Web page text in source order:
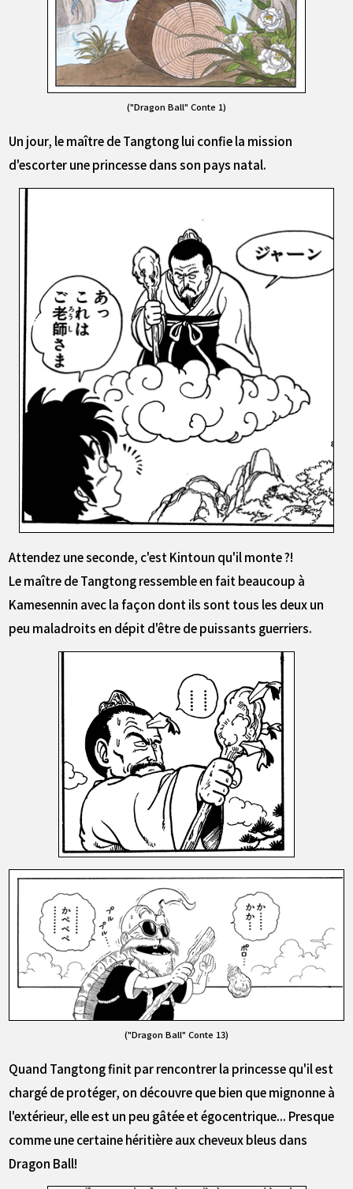
("Dragon Ball" Conte 1)
Un jour, le maître de Tangtong lui confie la mission
d'escorter une princesse dans son pays natal.
Attendez une seconde, c'est Kintoun qu'il monte ?!
Le maître de Tangtong ressemble en fait beaucoup à
Kamesennin avec la façon dont ils sont tous les deux un
peu maladroits en dépit d'être de puissants guerriers.
("Dragon Ball" Conte 13)
Quand Tangtong finit par rencontrer la princesse qu'il est
chargé de protéger, on découvre que bien que mignonne à
l'extérieur, elle est un peu gâtée et égocentrique... Presque
comme une certaine héritière aux cheveux bleus dans
Dragon Ball!